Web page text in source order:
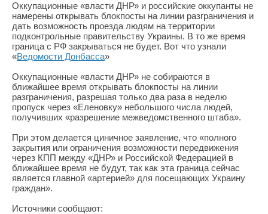
Оккупационные «власти ДНР» и российские оккупанты не
намерены открывать блокпосты на линии разграничения и
дать возможность проезда людям на территории
подконтрольные правительству Украины. В то же время
граница с РФ закрываться не будет. Вот что узнали
«Ведомости Донбасса»
Оккупационные «власти ДНР» не собираются в
ближайшее время открывать блокпосты на линии
разграничения, разрешая только два раза в неделю
пропуск через «Еленовку» небольшого числа людей,
получивших «разрешение межведомственного штаба».
При этом делается циничное заявление, что «полного
закрытия или ограничения возможности передвижения
через КПП между «ДНР» и Российской Федерацией в
ближайшее время не будут, так как эта граница сейчас
является главной «артерией» для посещающих Украину
граждан».
Источники сообщают: